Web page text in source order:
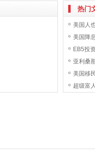
热门
美国人
美国降
EB5投
亚利桑
美国移
超级富